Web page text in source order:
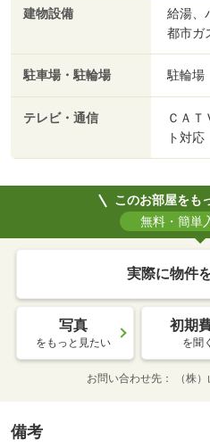
建物設備
給湯、
都市ガ
駐車場・駐輪場 駐輪場
テレビ・通信
ＣＡＴ
ト対応
このお部屋をも
無料・簡単
実際に物件
写真
をもっと見たい
初期
を聞く
お問い合わせ先 （株
備考